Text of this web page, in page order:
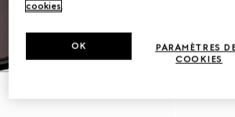
cookies.
PARAMÈTRES
COOKIES
OK